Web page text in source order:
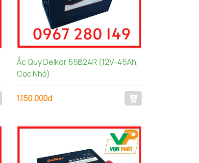
Ắc Quy Delkor 55B24R (12V-45Ah,
Cọc Nhỏ)
1.150.000đ